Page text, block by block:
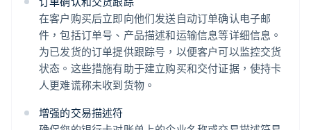
在客户购买后立即向他们发送自动订单确认电子邮
件，包括订单号、产品描述和运输信息等详细信息。
为已发货的订单提供跟踪号，以便客户可以监控交货
状态。这些措施有助于建立购买和交付证据，使持卡
人更难谎称未收到货物。
增强的交易描述符